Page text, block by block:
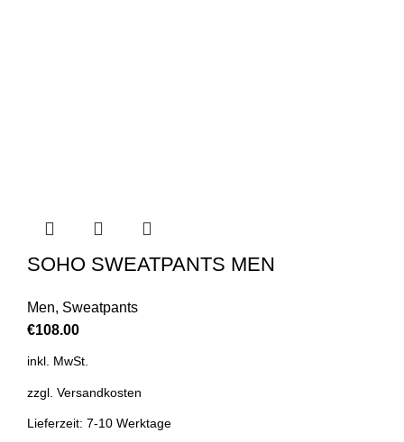
SOHO SWEATPANTS MEN
Men, Sweatpants
€108.00
inkl. MwSt.
zzgl. Versandkosten
Lieferzeit: 7-10 Werktage